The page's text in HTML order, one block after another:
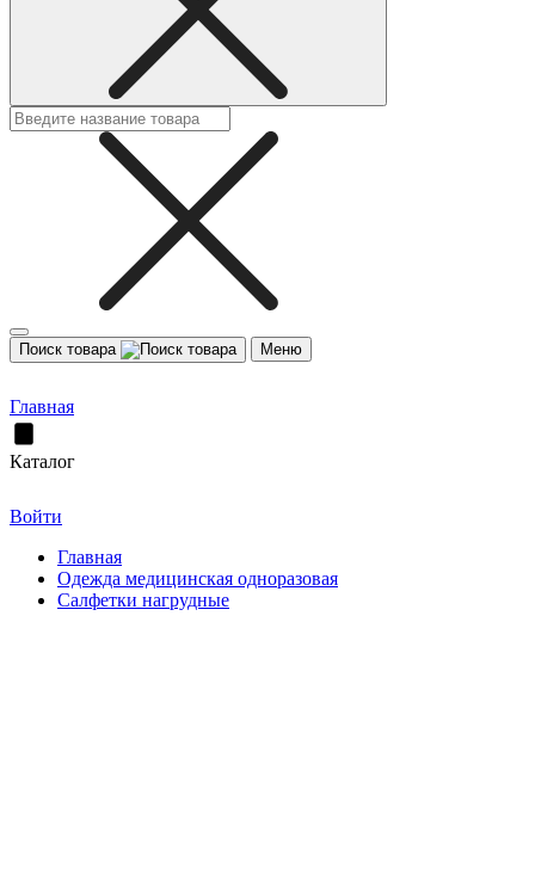
Поиск товара Меню
Главная
Каталог
Войти
Главная
Одежда медицинская одноразовая
Салфетки нагрудные